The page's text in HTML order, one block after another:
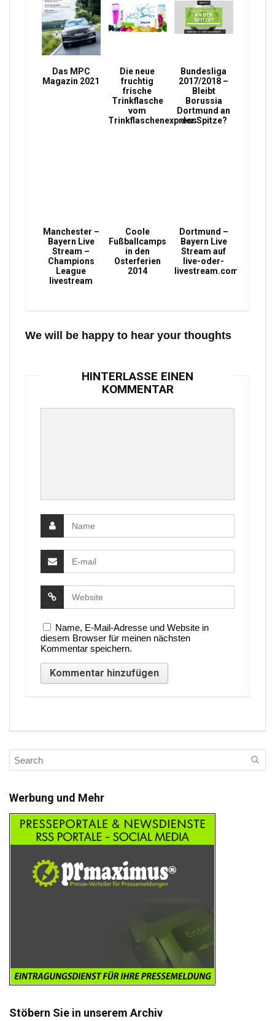
Das MPC
Magazin 2021
Die neue
fruchtig
frische
Trinkflasche
vom
Trinkflaschenexpress
Bundesliga
2017/2018 –
Bleibt
Borussia
Dortmund an
der Spitze?
Manchester –
Bayern Live
Stream –
Champions
League
livestream
Coole
Fußballcamps
in den
Osterferien
2014
Dortmund –
Bayern Live
Stream auf
live-oder-
livestream.com
We will be happy to hear your thoughts
HINTERLASSE EINEN
KOMMENTAR
Name, E-Mail-Adresse und Website in
diesem Browser für meinen nächsten
Kommentar speichern.
Werbung und Mehr
Stöbern Sie in unserem Archiv